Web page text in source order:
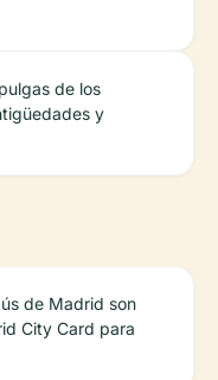
de los
y
de Madrid son
City Card para